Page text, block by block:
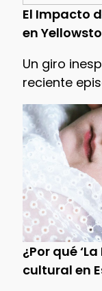
El Impacto
en
Un giro
reciente
¿Por qué
cultural en